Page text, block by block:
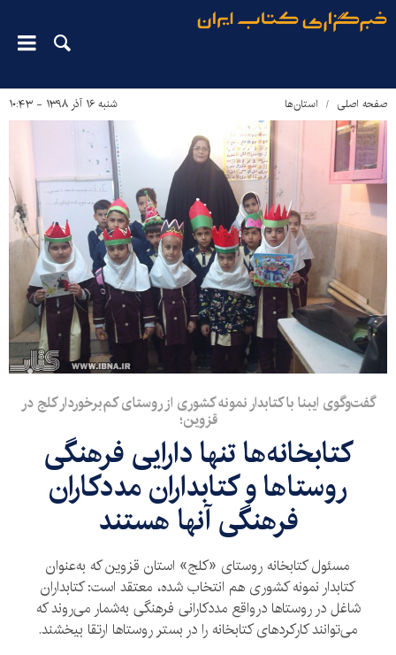
صفحه اصلی استان‌ها شنبه ۱۶ آذر ۱۳۹۸ - ۱۰:۴۳
گفت‌وگوی ایبنا با کتابدار نمونه کشوری از روستای کم‌برخوردار کلج در
قزوین؛
کتابخانه‌ها تنها دارایی فرهنگی
روستاها و کتابداران مددکاران
فرهنگی آنها هستند
مسئول کتابخانه روستای «کلج» استان قزوین که به‌عنوان
کتابدار نمونه کشوری هم انتخاب شده، معتقد است: کتابداران
شاغل در روستاها درواقع مددکارانی فرهنگی به‌شمار می‌روند که
می‌توانند کارکردهای کتابخانه را در بستر روستاها ارتقا بیخشند.